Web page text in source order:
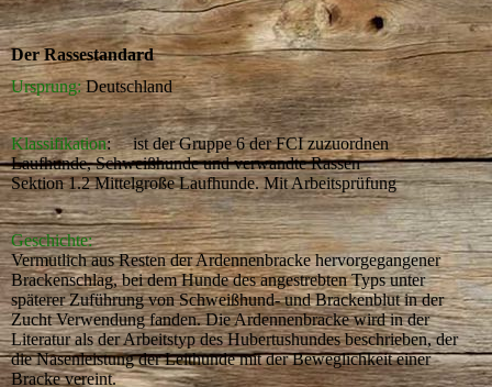
Der Rassestandard
Ursprung:Deutschland
Klassifikation: ist der Gruppe 6 der FCI zuzuordnen
Laufhunde, Schweißhunde und verwandte Rassen
Sektion 1.2 Mittelgroße Laufhunde. Mit Arbeitsprüfung
Geschichte:
Vermutlich aus Resten der Ardennenbracke hervorgegangener
Brackenschlag, bei dem Hunde des angestrebten Typs unter
späterer Zuführung von Schweißhund- und Brackenblut in der
Zucht Verwendung fanden. Die Ardennenbracke wird in der
Literatur als der Arbeitstyp des Hubertushundes beschrieben, der
die Nasenleistung der Leithunde mit der Beweglichkeit einer
Bracke vereint.